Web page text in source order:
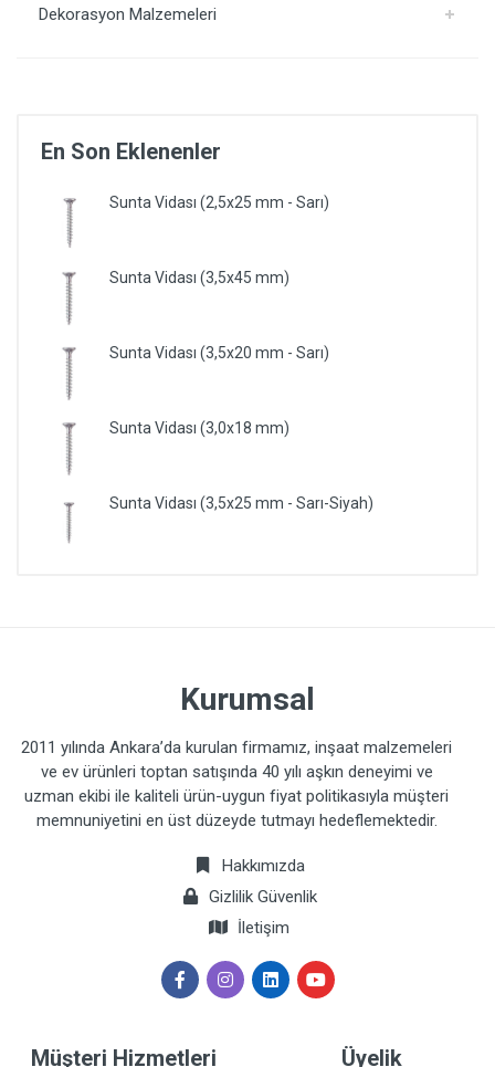
Dekorasyon Malzemeleri
En Son Eklenenler
Sunta Vidası (2,5x25 mm - Sarı)
Sunta Vidası (3,5x45 mm)
Sunta Vidası (3,5x20 mm - Sarı)
Sunta Vidası (3,0x18 mm)
Sunta Vidası (3,5x25 mm - Sarı-Siyah)
Kurumsal
2011 yılında Ankara’da kurulan firmamız, inşaat malzemeleri
ve ev ürünleri toptan satışında 40 yılı aşkın deneyimi ve
uzman ekibi ile kaliteli ürün-uygun fiyat politikasıyla müşteri
memnuniyetini en üst düzeyde tutmayı hedeflemektedir.
Hakkımızda
Gizlilik Güvenlik
İletişim
Müşteri Hizmetleri Üyelik